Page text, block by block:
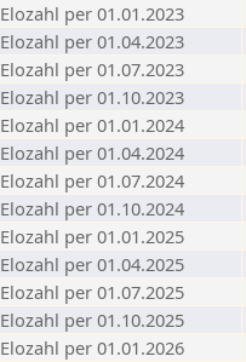
Elozahl per 01.01.2023
Elozahl per 01.04.2023
Elozahl per 01.07.2023
Elozahl per 01.10.2023
Elozahl per 01.01.2024
Elozahl per 01.04.2024
Elozahl per 01.07.2024
Elozahl per 01.10.2024
Elozahl per 01.01.2025
Elozahl per 01.04.2025
Elozahl per 01.07.2025
Elozahl per 01.10.2025
Elozahl per 01.01.2026